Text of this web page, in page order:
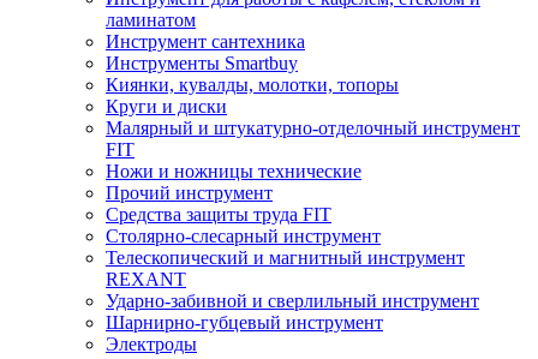
ламинатом
Инструмент сантехника
Инструменты Smartbuy
Киянки, кувалды, молотки, топоры
Круги и диски
Малярный и штукатурно-отделочный инструмент
FIT
Ножи и ножницы технические
Прочий инструмент
Средства защиты труда FIT
Столярно-слесарный инструмент
Телескопический и магнитный инструмент
REXANT
Ударно-забивной и сверлильный инструмент
Шарнирно-губцевый инструмент
Электроды